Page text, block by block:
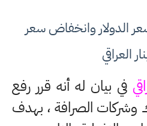
الدولار وانخفاض سعر
العراقي
في بيان له أنه قرر رفع
وشركات الصرافة ، بهدف